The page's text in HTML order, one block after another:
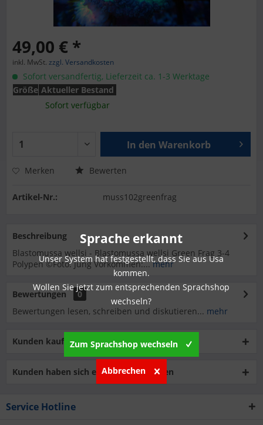
49,00 € *
inkl. MwSt. zzgl. Versandkosten
Sofort versandfertig, Lieferzeit ca. 1-3 Werktage
Größe Aktueller Bestand
Sofort verfügbar
In den Warenkorb
Merken Bewerten
Artikel-Nr.: muss102greenfrag
Beschreibung
Blastomussa wellsi - Blastomussa wellsi Green Frag 3-4
Polypen ©Foto: Jung Vorkommen:...mehr
Bewertungen
0
Bewertungen lesen, schreiben und diskutieren... mehr
Kunden kauften auch
Kunden haben sich ebenfalls angesehen
Service Hotline
Sprache erkannt
Unser System hat festgestellt, dass Sie aus Usa
kommen.
Wollen Sie jetzt zum entsprechenden Sprachshop
wechseln?
Zum Sprachshop wechseln
Abbrechen